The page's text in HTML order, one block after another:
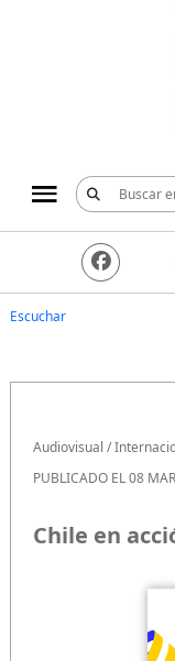
Escuchar
Audiovisual /
PUBLICADO EL 08
Chile en